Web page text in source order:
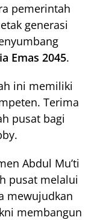
pemerintah
generasi
Emas 2045.
ini memiliki
Terima
pusat bagi
Abdul Mu’ti
pusat melalui
mewujudkan
membangun